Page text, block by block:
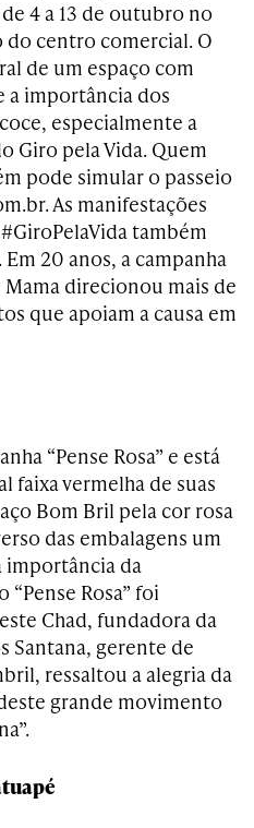
4 a 13 de outubro no
centro comercial. O
de um espaço com
a importância dos
especialmente a
Giro pela Vida. Quem
pode simular o passeio
As manifestações
também
20 anos, a campanha
direcionou mais de
que apoiam a causa em
“Pense Rosa” e está
vermelha de suas
Bom Bril pela cor rosa
das embalagens um
da
Rosa” foi
Chad, fundadora da
Santana, gerente de
ressaltou a alegria da
grande movimento